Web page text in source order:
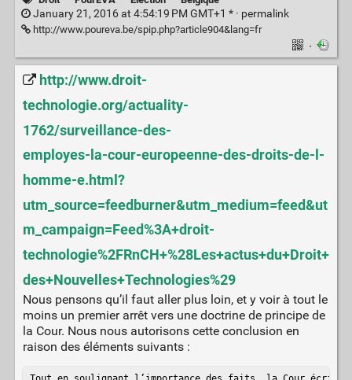
January 21, 2016 at 4:54:19 PM GMT+1 * · permalink
http://www.poureva.be/spip.php?article904&lang=fr
·
http://www.droit-
technologie.org/actuality-
1762/surveillance-des-
employes-la-cour-europeenne-des-droits-de-l-
homme-e.html?
utm_source=feedburner&utm_medium=feed&ut
m_campaign=Feed%3A+droit-
technologie%2FRnCH+%28Les+actus+du+Droit+
des+Nouvelles+Technologies%29
Nous pensons qu’il faut aller plus loin, et y voir à tout le
moins un premier arrêt vers une doctrine de principe de
la Cour. Nous nous autorisons cette conclusion en
raison des éléments suivants :